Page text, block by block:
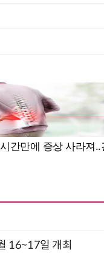
16~17일 개최